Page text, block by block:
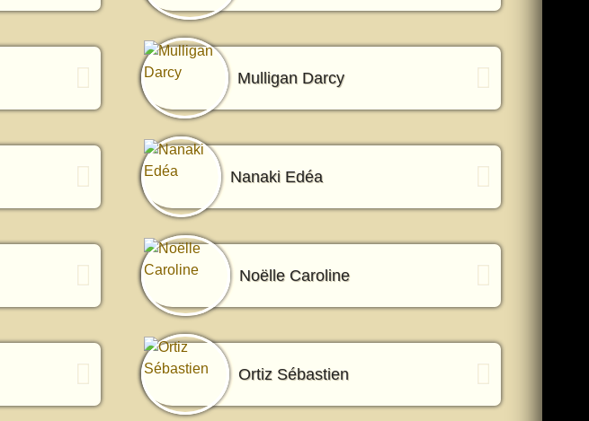
Mulligan Darcy
Nanaki Edéa
Noëlle Caroline
Ortiz Sébastien